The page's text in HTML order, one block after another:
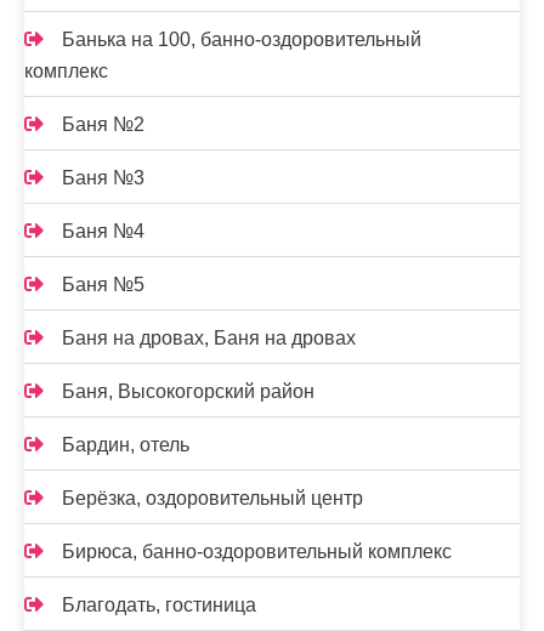
Банька на 100, банно-оздоровительный
комплекс
Баня №2
Баня №3
Баня №4
Баня №5
Баня на дровах, Баня на дровах
Баня, Высокогорский район
Бардин, отель
Берёзка, оздоровительный центр
Бирюса, банно-оздоровительный комплекс
Благодать, гостиница